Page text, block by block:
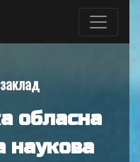
обласна
наукова